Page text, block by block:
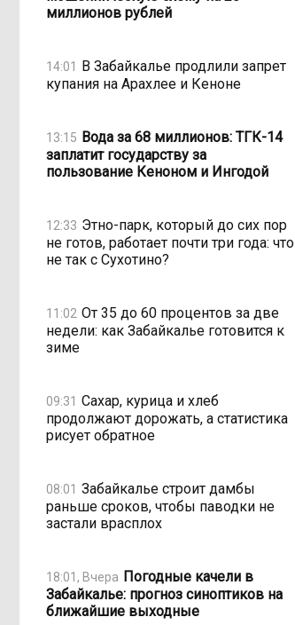
миллионов рублей
14:01 В Забайкалье продлили запрет
купания на Арахлее и Кеноне
13:15 Вода за 68 миллионов: ТГК-14
заплатит государству за
пользование Кеноном и Ингодой
12:33 Этно-парк, который до сих пор
не готов, работает почти три года: что
не так с Сухотино?
11:02 От 35 до 60 процентов за две
недели: как Забайкалье готовится к
зиме
09:31 Сахар, курица и хлеб
продолжают дорожать, а статистика
рисует обратное
08:01 Забайкалье строит дамбы
раньше сроков, чтобы паводки не
застали врасплох
18:01, Вчера Погодные качели в
Забайкалье: прогноз синоптиков на
ближайшие выходные